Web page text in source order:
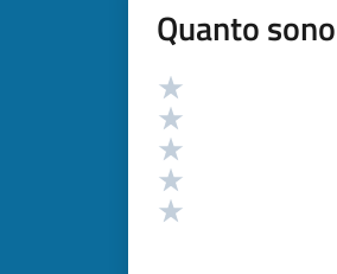
Quanto
Valutazione